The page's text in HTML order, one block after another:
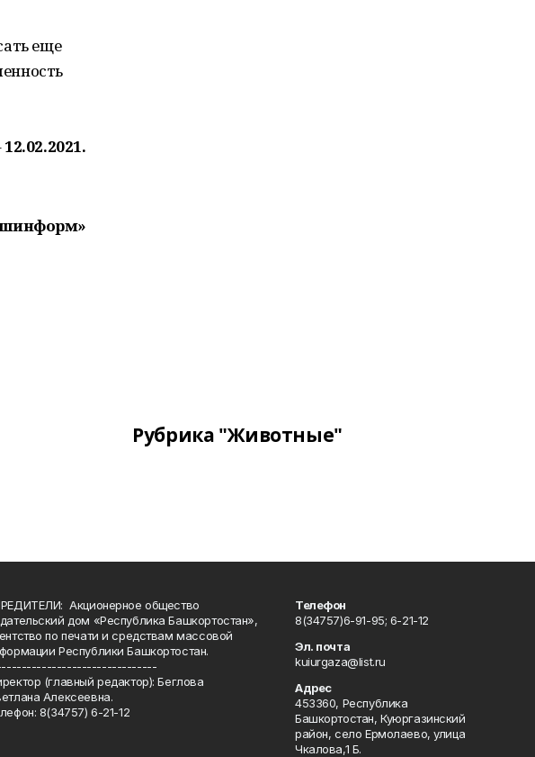
еще
12.02.2021.
Рубрика "Животные"
Акционерное общество
дом «Республика Башкортостан»,
по печати и средствам массовой
Республики Башкортостан.
(главный редактор): Беглова
Алексеевна.
8(34757) 6-21-12
Телефон
8(34757)6-91-95; 6-21-12
Эл. почта
kuiurgaza@list.ru
Адрес
453360, Республика
Башкортостан, Куюргазинский
район, село Ермолаево, улица
Чкалова,1 Б.